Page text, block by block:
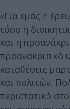
«Για εμάς η
τόσο η
και η
προανακριτικό
καταθέσεις
και πολιτών.
περιστατικό